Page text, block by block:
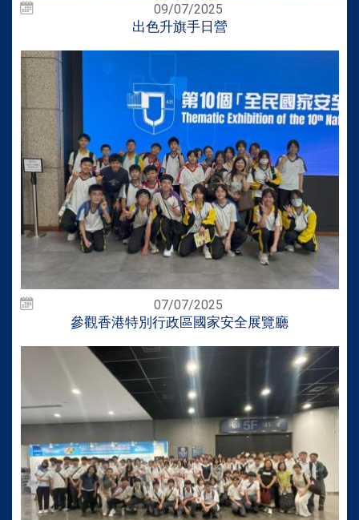
09/07/2025
出色升旗手日營
07/07/2025
參觀香港特別行政區國家安全展覽廳